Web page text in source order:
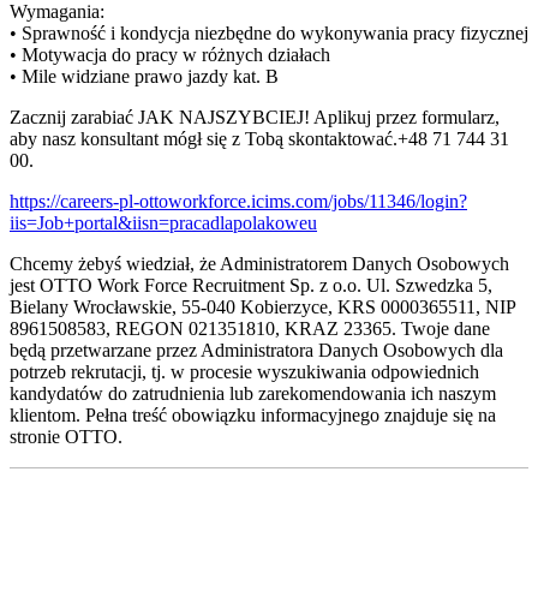
Wymagania:
• Sprawność i kondycja niezbędne do wykonywania pracy fizycznej
• Motywacja do pracy w różnych działach
• Mile widziane prawo jazdy kat. B
Zacznij zarabiać JAK NAJSZYBCIEJ! Aplikuj przez formularz,
aby nasz konsultant mógł się z Tobą skontaktować.+48 71 744 31
00.
https://careers-pl-ottoworkforce.icims.com/jobs/11346/login?
iis=Job+portal&iisn=pracadlapolakoweu
Chcemy żebyś wiedział, że Administratorem Danych Osobowych
jest OTTO Work Force Recruitment Sp. z o.o. Ul. Szwedzka 5,
Bielany Wrocławskie, 55-040 Kobierzyce, KRS 0000365511, NIP
8961508583, REGON 021351810, KRAZ 23365. Twoje dane
będą przetwarzane przez Administratora Danych Osobowych dla
potrzeb rekrutacji, tj. w procesie wyszukiwania odpowiednich
kandydatów do zatrudnienia lub zarekomendowania ich naszym
klientom. Pełna treść obowiązku informacyjnego znajduje się na
stronie OTTO.